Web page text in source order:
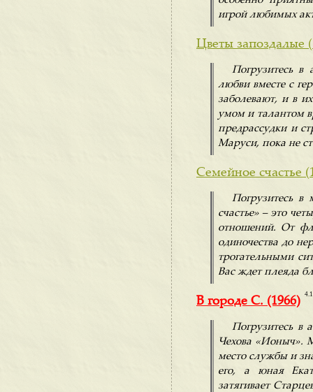
игрой любимых
Цветы запоздалые
Погрузитесь в
любви вместе с
заболевают, и в
умом и талантом
предрассудки и
Маруси, пока не
Семейное счастье
Погрузитесь в
счастье» – это
отношений. От
одиночества до
трогательными
Вас ждет плеяда
В городе С. (1966)
4.1
Погрузитесь в
Чехова «Ионыч».
место службы и
его, а юная
затягивает